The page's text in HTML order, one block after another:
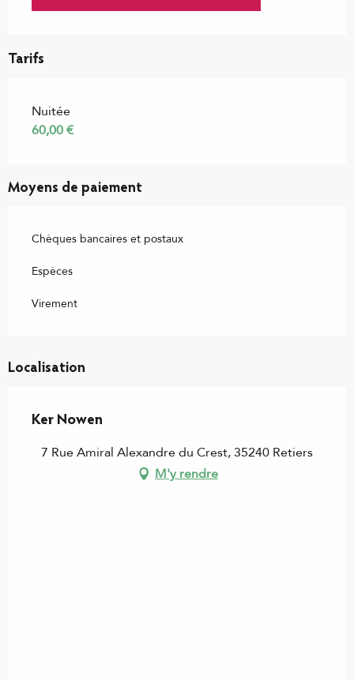
Tarifs
Nuitée
60,00 €
Moyens de paiement
Chèques bancaires et postaux
Espèces
Virement
Localisation
Ker Nowen
7 Rue Amiral Alexandre du Crest, 35240 Retiers
M'y rendre